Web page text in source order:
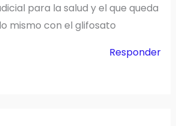
para la salud y el que queda
mismo con el glifosato
Responder